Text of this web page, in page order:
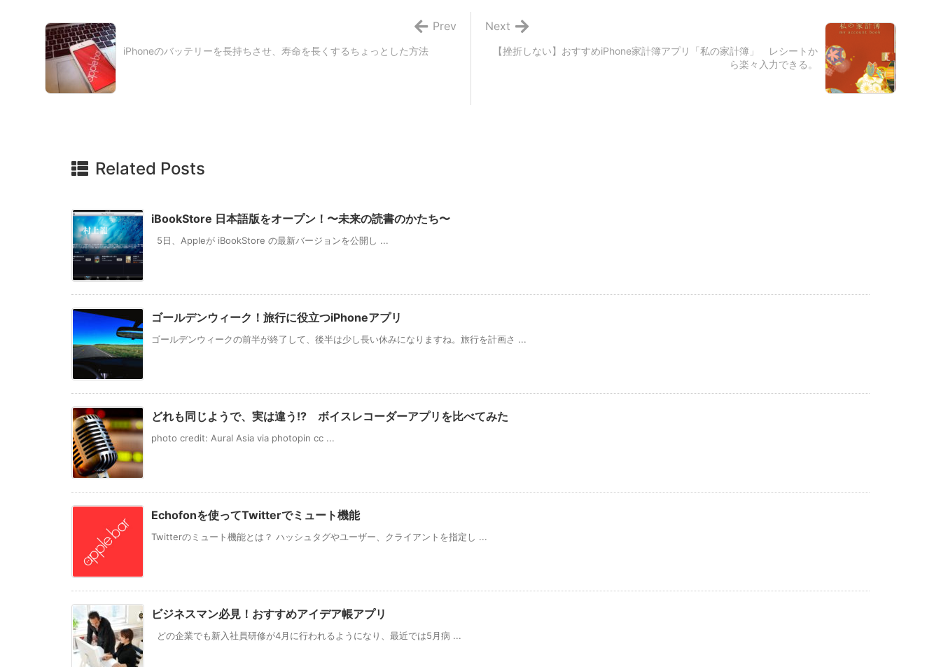
【挫折しない】おすすめiPhone家計簿アプリ「私の家計簿」 レシートか
ら楽々入力できる。
Next
iPhoneのバッテリーを長持ちさせ、寿命を長くするちょっとした方法
Prev
Related Posts
iBookStore 日本語版をオープン！〜未来の読書のかたち〜
5日、Appleが iBookStore の最新バージョンを公開し ...
ゴールデンウィーク！旅行に役立つiPhoneアプリ
ゴールデンウィークの前半が終了して、後半は少し長い休みになりますね。旅行を計画さ ...
どれも同じようで、実は違う!? ボイスレコーダーアプリを比べてみた
photo credit: Aural Asia via photopin cc ...
Echofonを使ってTwitterでミュート機能
Twitterのミュート機能とは？ ハッシュタグやユーザー、クライアントを指定し ...
ビジネスマン必見！おすすめアイデア帳アプリ
どの企業でも新入社員研修が4月に行われるようになり、最近では5月病 ...